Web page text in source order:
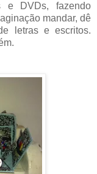
e DVDs, fazendo
mandar, dê
letras e escritos.